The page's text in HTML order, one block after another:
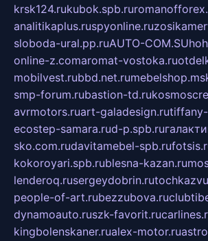
krsk124.rukubok.spb.ru
analitikaplus.ruspyonline.ru
sloboda-ural.pp.ruAUTO-COM.SU
online-z.comaromat-vostoka.ru
mobilvest.rubbd.net.ru
smp-forum.rubastion-td.ru
avrmotors.ruart-galadesign.ru
ecostep-samara.rud-p.spb.ru
sko.com.rudavitamebel-spb.ru
kokoroyari.spb.rublesna-kazan.ru
lenderoq.rusergeydobrin.ru
people-of-art.rubezzubova.ru
dynamoauto.ruszk-favorit.ru
kingbolenskaner.rualex-motor.ru